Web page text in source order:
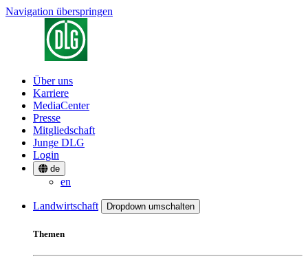
Navigation überspringen
Über uns
Karriere
MediaCenter
Presse
Mitgliedschaft
Junge DLG
Login
de
en
Landwirtschaft Dropdown umschalten
Themen